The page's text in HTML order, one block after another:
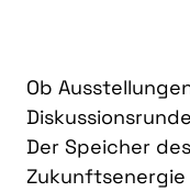
Ob
Der Speicher